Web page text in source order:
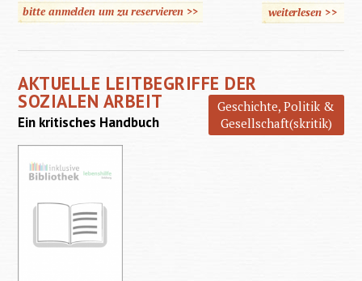
bitte anmelden um zu reservieren >> weiterlesen
über
>>
AKTUELLE LEITBEGRIFFE DER
SOZIALEN ARBEIT
Geschichte, Politik &
Gesellschaft(skritik)
Ein kritisches Handbuch